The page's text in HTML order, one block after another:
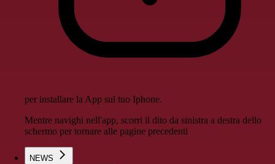
per installare la App sul tuo Iphone.
Mentre navighi nell'app, scorri il dito da sinistra a destra dello
schermo per tornare alle pagine precedenti
NEWS